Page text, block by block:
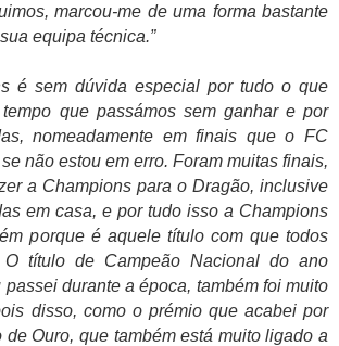
marcou-me de uma forma bastante
equipa técnica.”
é sem dúvida especial por tudo o que
que passámos sem ganhar e por
nomeadamente em finais que o FC
não estou em erro. Foram muitas finais,
a Champions para o Dragão, inclusive
em casa, e por tudo isso a Champions
porque é aquele título com que todos
O título de Campeão Nacional do ano
durante a época, também foi muito
disso, como o prémio que acabei por
Ouro, que também está muito ligado a
da forma correta durante a pré-época, desde o
que este tem sido o nosso objetivo, tínhamos
para chegar a este dia na melhor forma
mentalmente e fisicamente estamos onde temos
"reitera máxima confiança" nos
mensagem de início de época e aproveitou para
a confiança nos árbitros e que a qualidade do
amanhã, com a Supertaça Cândido de Oliveira. Uma
quer de exaltação do enorme talento de todos os
do nosso futebol uma das maiores marcas de